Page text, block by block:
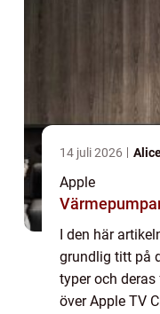
14 juli 2026
Apple
I den här
grundlig titt på
typer och
över Apple TV